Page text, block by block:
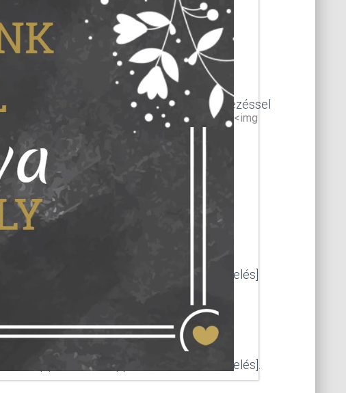
panaszkezeléssel, garanciális ügyintézéssel
kapcsolatban.
cikk (1) bekezdés a) pont szerinti adatkezelés]
cikk (1) bekezdés a) pont szerinti adatkezelés].
<img